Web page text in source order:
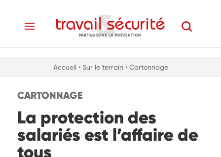
PARTAGEONS LA PRÉVENTION
Accueil • Sur le terrain • Cartonnage
CARTONNAGE
La protection des
salariés est l’affaire de
tous